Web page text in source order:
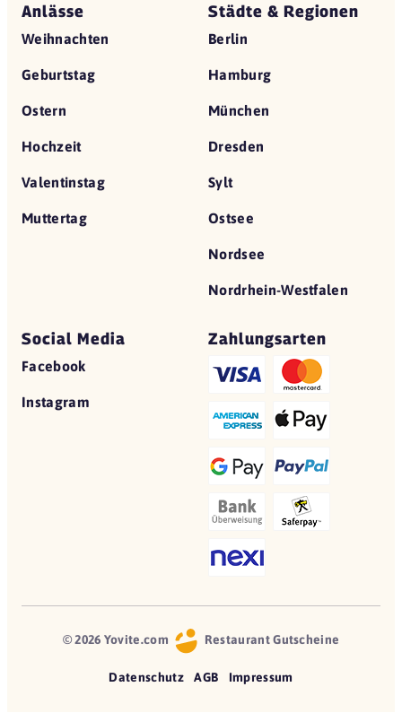
Anlässe
Weihnachten
Geburtstag
Ostern
Hochzeit
Valentinstag
Muttertag
Städte & Regionen
Berlin
Hamburg
München
Dresden
Sylt
Ostsee
Nordsee
Nordrhein-Westfalen
Social Media
Facebook
Instagram
Zahlungsarten
© 2026 Yovite.com Restaurant Gutscheine
Datenschutz AGB Impressum